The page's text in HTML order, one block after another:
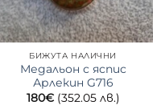
БИЖУТА НАЛИЧНИ
Медальон с яспис
Арлекин G716
180€ (352.05 лв.)